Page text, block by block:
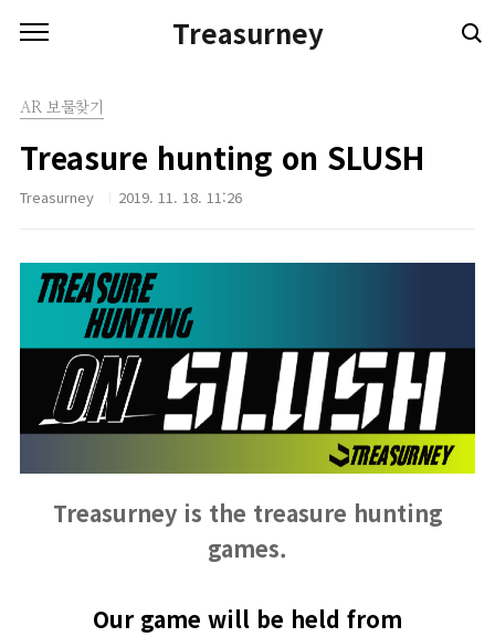
Treasurney
AR 보물찾기
Treasure hunting on SLUSH
Treasurney 2019. 11. 18. 11:26
Treasurney is the treasure hunting
games.
Our game will be held from